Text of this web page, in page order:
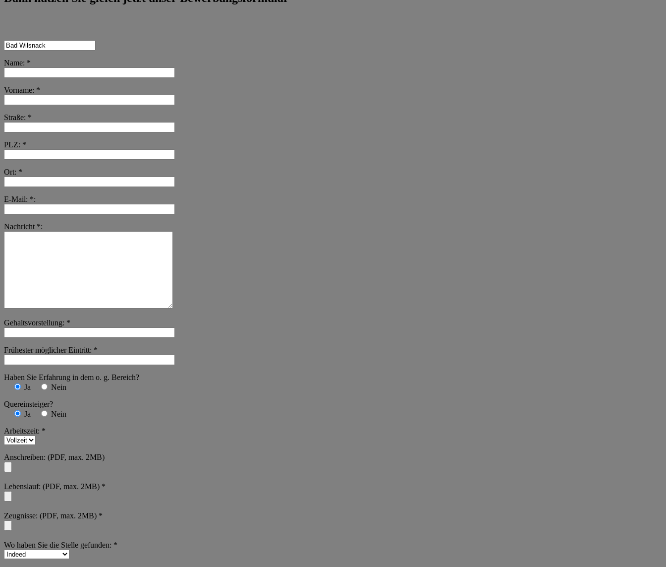
Name: *
Vorname: *
Straße: *
PLZ: *
Ort: *
E-Mail: *:
Nachricht *:
Gehaltsvorstellung: *
Frühester möglicher Eintritt: *
Haben Sie Erfahrung in dem o. g. Bereich?
Ja
Nein
Quereinsteiger?
Ja
Nein
Arbeitszeit: *
Anschreiben: (PDF, max. 2MB)
Lebenslauf: (PDF, max. 2MB) *
Zeugnisse: (PDF, max. 2MB) *
Wo haben Sie die Stelle gefunden: *